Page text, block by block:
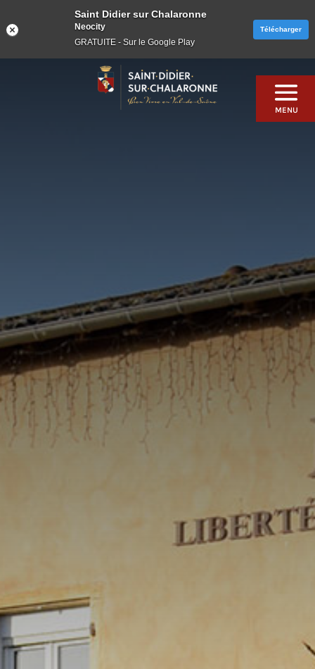
Saint Didier sur Chalaronne
Neocity
GRATUITE - Sur le Google Play
Télécharger